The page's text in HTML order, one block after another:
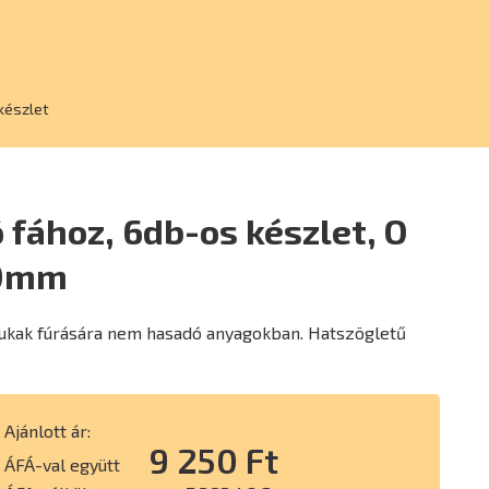
6db-os készlet, O
fúrására nem hasadó anyagokban. Hatszögletű
Ajánlott ár:
ÁFÁ-val együtt
9 250 Ft